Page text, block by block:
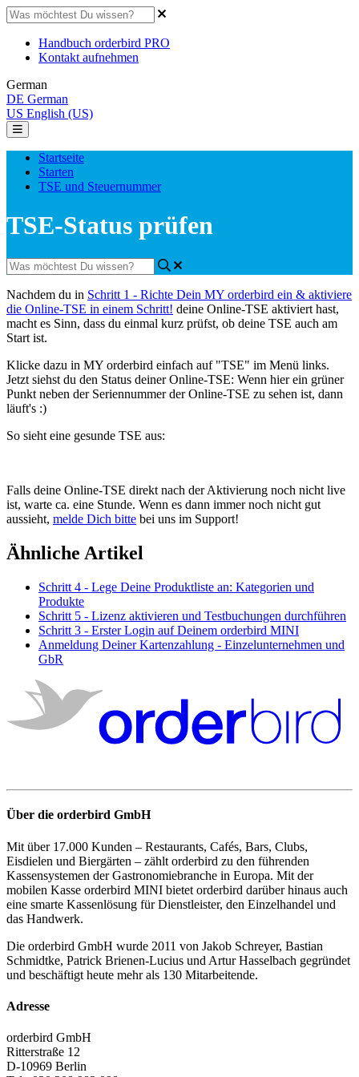
Handbuch orderbird PRO
Kontakt aufnehmen
German
DE German
US English (US)
Startseite
Starten
TSE und Steuernummer
TSE-Status prüfen
Nachdem du in Schritt 1 - Richte Dein MY orderbird ein & aktiviere
die Online-TSE in einem Schritt! deine Online-TSE aktiviert hast,
macht es Sinn, dass du einmal kurz prüfst, ob deine TSE auch am
Start ist.
Klicke dazu in MY orderbird einfach auf "TSE" im Menü links.
Jetzt siehst du den Status deiner Online-TSE: Wenn hier ein grüner
Punkt neben der Seriennummer der Online-TSE zu sehen ist, dann
läuft's :)
So sieht eine gesunde TSE aus:
Falls deine Online-TSE direkt nach der Aktivierung noch nicht live
ist, warte ca. eine Stunde. Wenn es dann immer noch nicht gut
aussieht, melde Dich bitte bei uns im Support!
Ähnliche Artikel
Schritt 4 - Lege Deine Produktliste an: Kategorien und
Produkte
Schritt 5 - Lizenz aktivieren und Testbuchungen durchführen
Schritt 3 - Erster Login auf Deinem orderbird MINI
Anmeldung Deiner Kartenzahlung - Einzelunternehmen und
GbR
Über die orderbird GmbH
Mit über 17.000 Kunden – Restaurants, Cafés, Bars, Clubs,
Eisdielen und Biergärten – zählt orderbird zu den führenden
Kassensystemen der Gastronomiebranche in Europa. Mit der
mobilen Kasse orderbird MINI bietet orderbird darüber hinaus auch
eine smarte Kassenlösung für Dienstleister, den Einzelhandel und
das Handwerk.
Die orderbird GmbH wurde 2011 von Jakob Schreyer, Bastian
Schmidtke, Patrick Brienen-Lucius und Artur Hasselbach gegründet
und beschäftigt heute mehr als 130 Mitarbeitende.
Adresse
orderbird GmbH
Ritterstraße 12
D-10969 Berlin